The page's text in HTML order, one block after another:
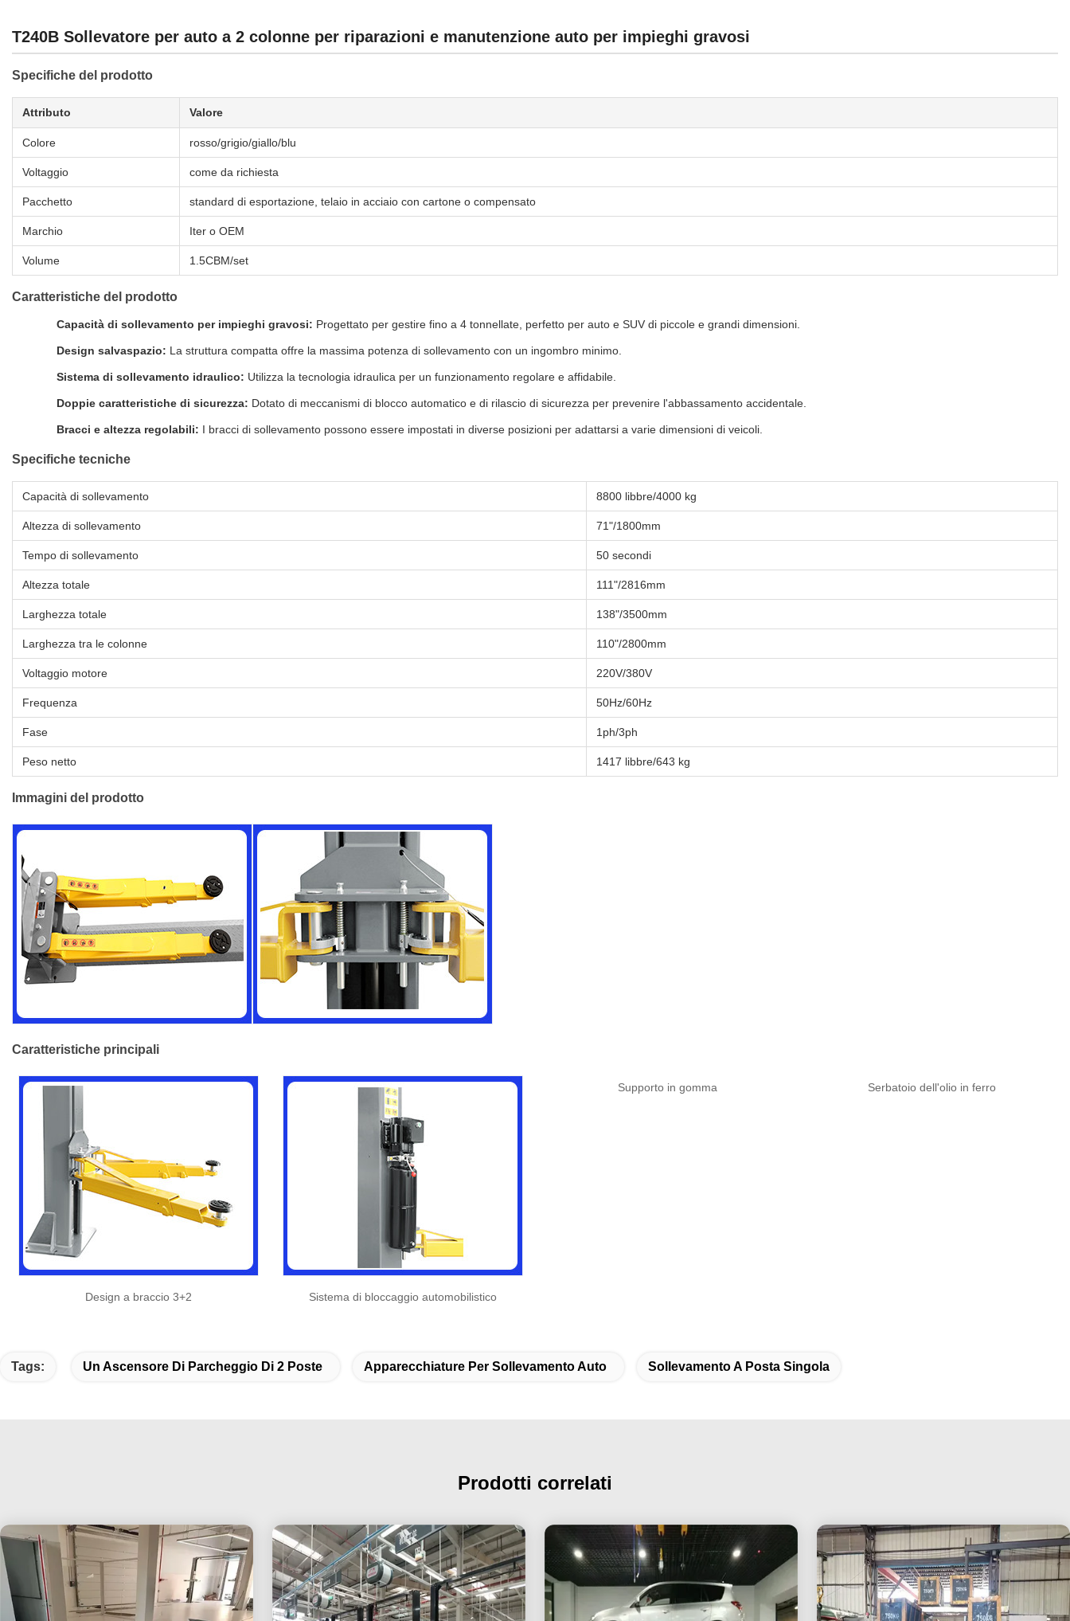
T240B Sollevatore per auto a 2 colonne per riparazioni e manutenzione auto per impieghi gravosi
Specifiche del prodotto
Attributo Valore
Colore rosso/grigio/giallo/blu
Voltaggio come da richiesta
Pacchetto standard di esportazione, telaio in acciaio con cartone o compensato
Marchio Iter o OEM
Volume 1.5CBM/set
Caratteristiche del prodotto
Capacità di sollevamento per impieghi gravosi: Progettato per gestire fino a 4 tonnellate, perfetto per auto e SUV di piccole e grandi dimensioni.
Design salvaspazio: La struttura compatta offre la massima potenza di sollevamento con un ingombro minimo.
Sistema di sollevamento idraulico: Utilizza la tecnologia idraulica per un funzionamento regolare e affidabile.
Doppie caratteristiche di sicurezza: Dotato di meccanismi di blocco automatico e di rilascio di sicurezza per prevenire l'abbassamento accidentale.
Bracci e altezza regolabili: I bracci di sollevamento possono essere impostati in diverse posizioni per adattarsi a varie dimensioni di veicoli.
Specifiche tecniche
Capacità di sollevamento 8800 libbre/4000 kg
Altezza di sollevamento 71"/1800mm
Tempo di sollevamento 50 secondi
Altezza totale 111"/2816mm
Larghezza totale 138"/3500mm
Larghezza tra le colonne 110"/2800mm
Voltaggio motore 220V/380V
Frequenza 50Hz/60Hz
Fase 1ph/3ph
Peso netto 1417 libbre/643 kg
Immagini del prodotto
Caratteristiche principali
Design a braccio 3+2 Sistema di bloccaggio automobilistico
Supporto in gomma Serbatoio dell'olio in ferro
Tags: Un Ascensore Di Parcheggio Di 2 Poste Apparecchiature Per Sollevamento Auto Sollevamento A Posta Singola
Prodotti correlati